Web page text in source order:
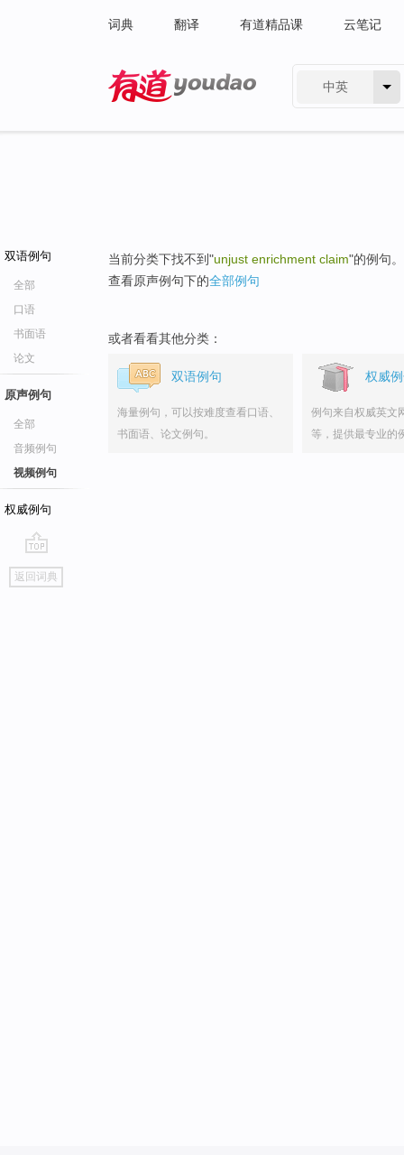
词典 翻译 有道精品课 云笔记
中英
双语例句
全部
口语
书面语
论文
原声例句
全部
音频例句
视频例句
权威例句
go
top
返回词典
当前分类下找不到"unjust enrichment claim"的例句。
查看原声例句下的全部例句
或者看看其他分类：
双语例句
海量例句，可以按难度查看口语、
书面语、论文例句。
权威
例句来自权威英文
等，提供最专业的